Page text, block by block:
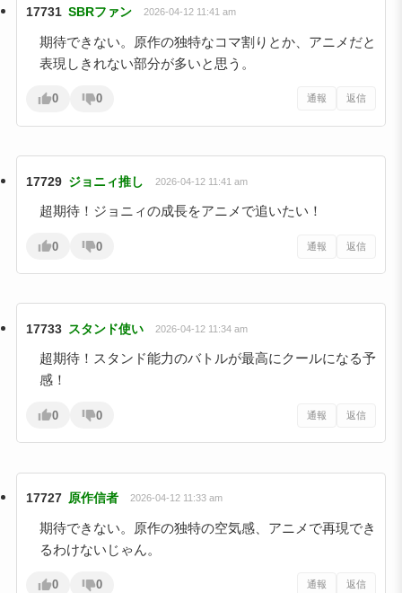
17731 SBRファン 2026-04-12 11:41 am
期待できない。原作の独特なコマ割りとか、アニメだと
表現しきれない部分が多いと思う。
0 0 通報 返信
17729 ジョニィ推し 2026-04-12 11:41 am
超期待！ジョニィの成長をアニメで追いたい！
0 0 通報 返信
17733 スタンド使い 2026-04-12 11:34 am
超期待！スタンド能力のバトルが最高にクールになる予
感！
0 0 通報 返信
17727 原作信者 2026-04-12 11:33 am
期待できない。原作の独特の空気感、アニメで再現でき
るわけないじゃん。
0 0 通報 返信